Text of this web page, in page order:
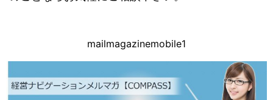
mailmagazinemobile1